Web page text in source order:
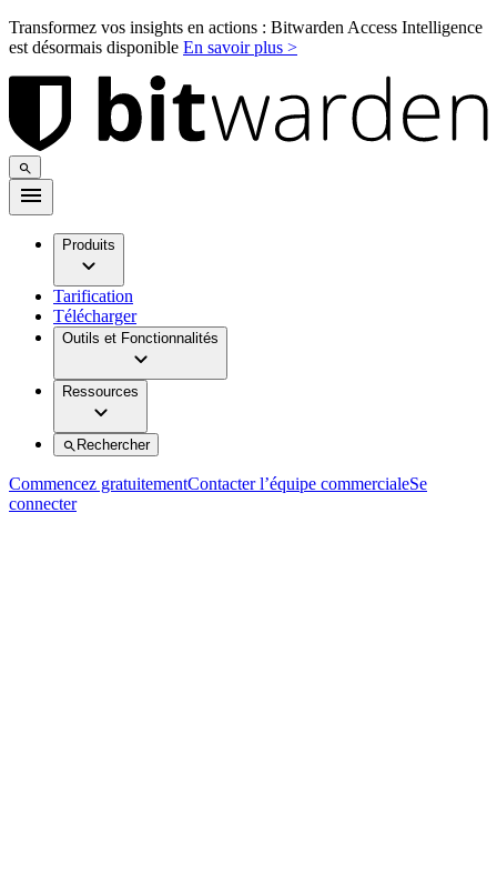
Transformez vos insights en actions : Bitwarden Access Intelligence
est désormais disponible En savoir plus >
Produits
Tarification
Télécharger
Outils et Fonctionnalités
Ressources
Rechercher
Commencez gratuitementContacter l’équipe commercialeSe
connecter